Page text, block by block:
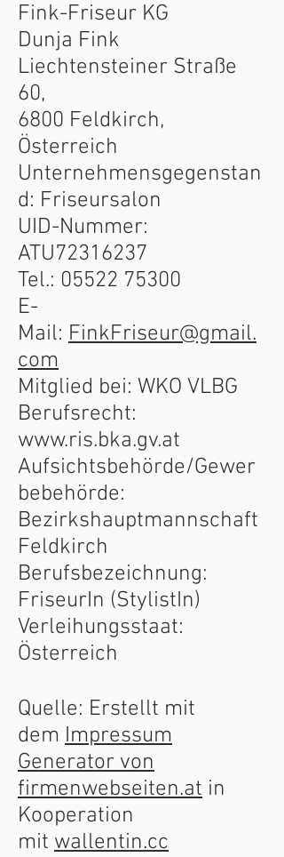
Fink-Friseur KG
Dunja Fink
Liechtensteiner Straße
60,
6800 Feldkirch,
Österreich
Unternehmensgegenstan
d: Friseursalon
UID-Nummer:
ATU72316237
Tel.: 05522 75300
E-
Mail: FinkFriseur@gmail.
com
Mitglied bei: WKO VLBG
Berufsrecht:
www.ris.bka.gv.at
Aufsichtsbehörde/Gewer
bebehörde:
Bezirkshauptmannschaft
Feldkirch
Berufsbezeichnung:
FriseurIn (StylistIn)
Verleihungsstaat:
Österreich
Quelle: Erstellt mit
dem Impressum
Generator von
firmenwebseiten.at in
Kooperation
mit wallentin.cc